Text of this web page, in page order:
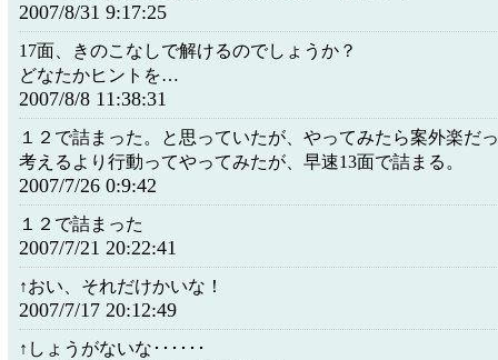
2007/8/31 9:17:25
17面、きのこなしで解けるのでしょうか？
どなたかヒントを…
2007/8/8 11:38:31
１２で詰まった。と思っていたが、やってみたら案外楽だ
考えるより行動ってやってみたが、早速13面で詰まる。
2007/7/26 0:9:42
１２で詰まった
2007/7/21 20:22:41
↑おい、それだけかいな！
2007/7/17 20:12:49
↑しょうがないな･･････